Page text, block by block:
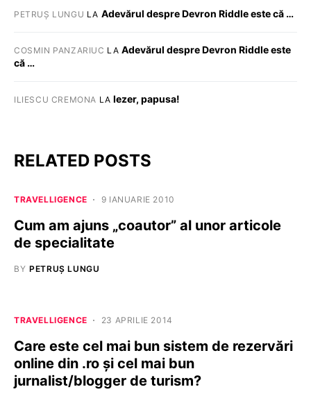
PETRUȘ LUNGU LA Adevărul despre Devron Riddle este că …
COSMIN PANZARIUC LA Adevărul despre Devron Riddle este
că …
ILIESCU CREMONA LA Iezer, papusa!
RELATED POSTS
TRAVELLIGENCE 9 IANUARIE 2010
Cum am ajuns „coautor” al unor articole
de specialitate
BY PETRUȘ LUNGU
TRAVELLIGENCE 23 APRILIE 2014
Care este cel mai bun sistem de rezervări
online din .ro și cel mai bun
jurnalist/blogger de turism?